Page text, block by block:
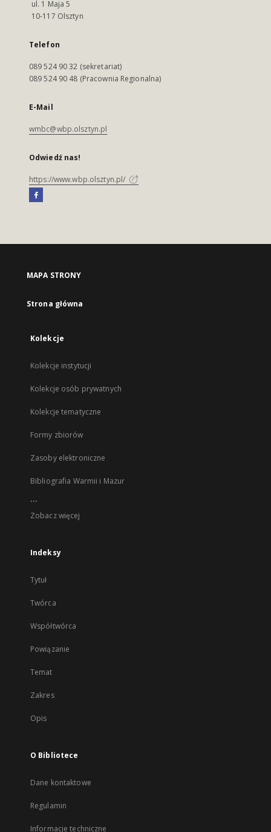
ul. 1 Maja 5
10-117 Olsztyn
Telefon
089 524 90 32 (sekretariat)
089 524 90 48 (Pracownia Regionalna)
E-Mail
wmbc@wbp.olsztyn.pl
Odwiedź nas!
https://www.wbp.olsztyn.pl/
MAPA STRONY
Strona główna
Kolekcje
Kolekcje instytucji
Kolekcje osób prywatnych
Kolekcje tematyczne
Formy zbiorów
Zasoby elektroniczne
Bibliografia Warmii i Mazur
...
Zobacz więcej
Indeksy
Tytuł
Twórca
Współtwórca
Powiązanie
Temat
Zakres
Opis
O Bibliotece
Dane kontaktowe
Regulamin
Informacje techniczne